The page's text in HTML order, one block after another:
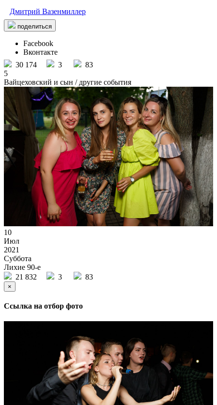
Дмитрий Вазенмиллер
поделиться
Facebook
Вконтакте
30 174
3
83
5
Вайцеховский и сын / другие события
10
Июл
2021
Суббота
Лихие 90-е
21 832
3 83
×
Ссылка на отбор фото